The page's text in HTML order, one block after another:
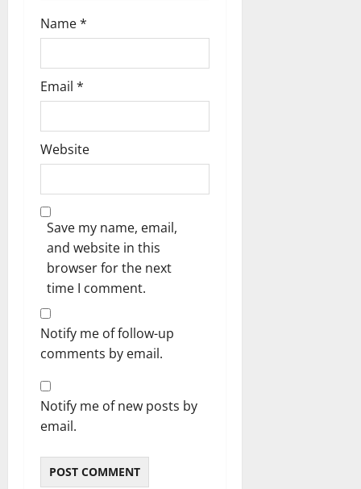
Name*
Email *
Website
Save my name, email,
and website in this
browser for the next
time I comment.
Notify me of follow-up
comments by email.
Notify me of new posts by
email.